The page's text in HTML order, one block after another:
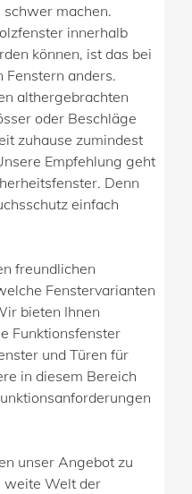
machen.
innerhalb
können, ist das bei
Fenstern anders.
althergebrachten
oder Beschläge
zuhause zumindest
Empfehlung geht
Denn
einfach
freundlichen
Fenstervarianten
bieten Ihnen
Funktionsfenster
und Türen für
in diesem Bereich
unser Angebot zu
weite Welt der